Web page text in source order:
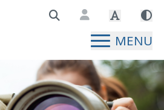
Hauptseite
MENU